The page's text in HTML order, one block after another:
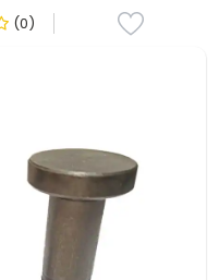
(0)